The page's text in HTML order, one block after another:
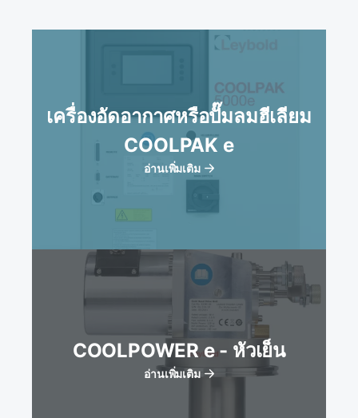
เครื่องอัดอากาศหรือปั๊มลมฮีเลียม
COOLPAK e
อ่านเพิ่มเติม
COOLPOWER e - หัวเย็น
อ่านเพิ่มเติม